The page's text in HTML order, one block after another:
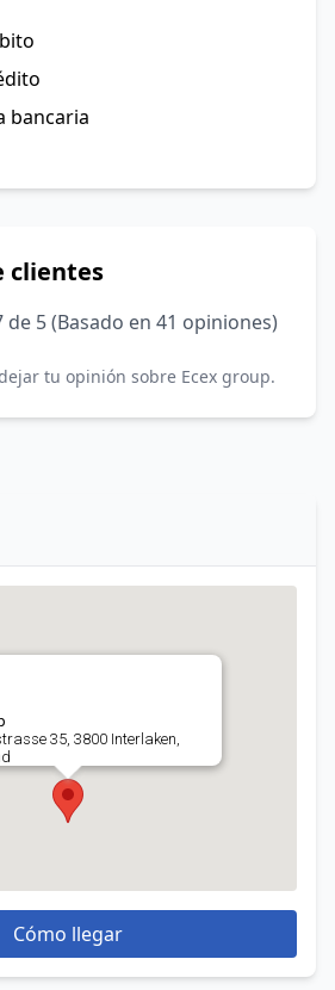
bancaria
clientes
de 5 (Basado en 41 opiniones)
tu opinión sobre Ecex group.
35, 3800 Interlaken,
Cómo llegar